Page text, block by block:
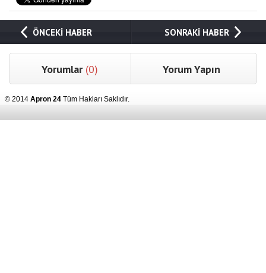
ÖNCEKİ HABER SONRAKİ HABER
Yorumlar (0) Yorum Yapın
© 2014 Apron 24 Tüm Hakları Saklıdır.